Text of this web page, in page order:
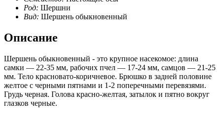
Род: Шершни
Вид: Шершень обыкновенный
Описание
Шершень обыкновенный - это крупное насекомое: длина
самки — 22-35 мм, рабочих пчел — 17-24 мм, самцов — 21-25
мм. Тело красновато-коричневое. Брюшко в задней половине
желтое с черными пятнами и 1-2 поперечными перевязями.
Грудь черная. Голова красно-желтая, затылок и пятно вокруг
глазков черные.